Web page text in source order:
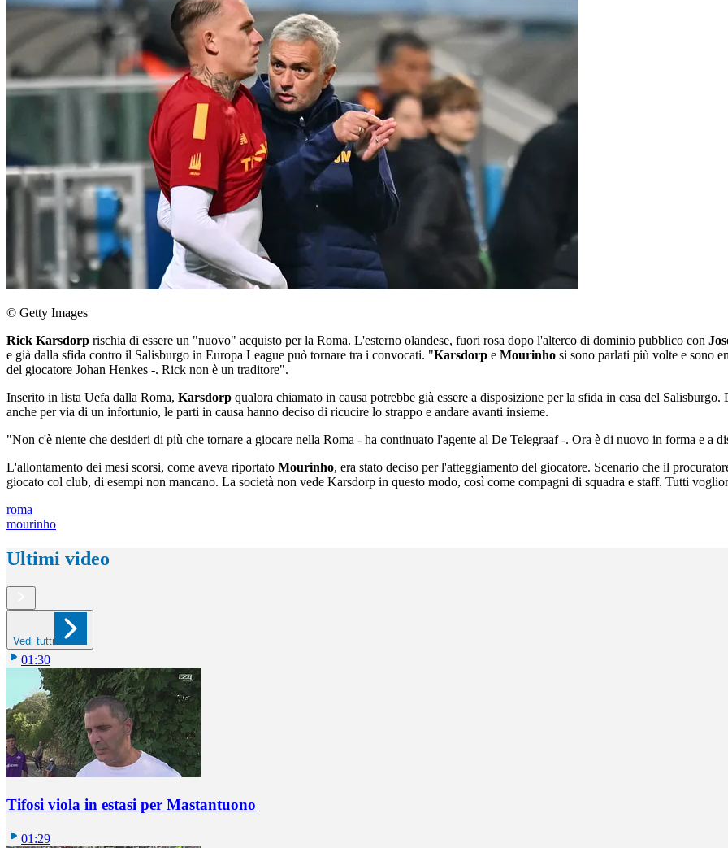
© Getty Images
Rick Karsdorp rischia di essere un "nuovo" acquisto per la Roma. L'esterno olandese, fuori rosa dopo l'alterco di dominio pubblico con
e già dalla sfida contro il Salisburgo in Europa League può tornare tra i convocati. "Karsdorp e Mourinho si sono parlati più volte e sono
del giocatore Johan Henkes -. Rick non è un traditore".
Inserito in lista Uefa dalla Roma, Karsdorp qualora chiamato in causa potrebbe già essere a disposizione per la sfida in casa del
anche per via di un infortunio, le parti in causa hanno deciso di ricucire lo strappo e andare avanti insieme.
"Non c'è niente che desideri di più che tornare a giocare nella Roma - ha continuato l'agente al De Telegraaf -. Ora è di nuovo in forma e a
L'allontamento dei mesi scorsi, come aveva riportato Mourinho, era stato deciso per l'atteggiamento del giocatore. Scenario che il
giocato col club, di esempi non mancano. La società non vede Karsdorp in questo modo, così come compagni di squadra e staff. Tutti
roma
mourinho
Ultimi video
Vedi tutti
01:30
Tifosi viola in estasi per Mastantuono
01:29